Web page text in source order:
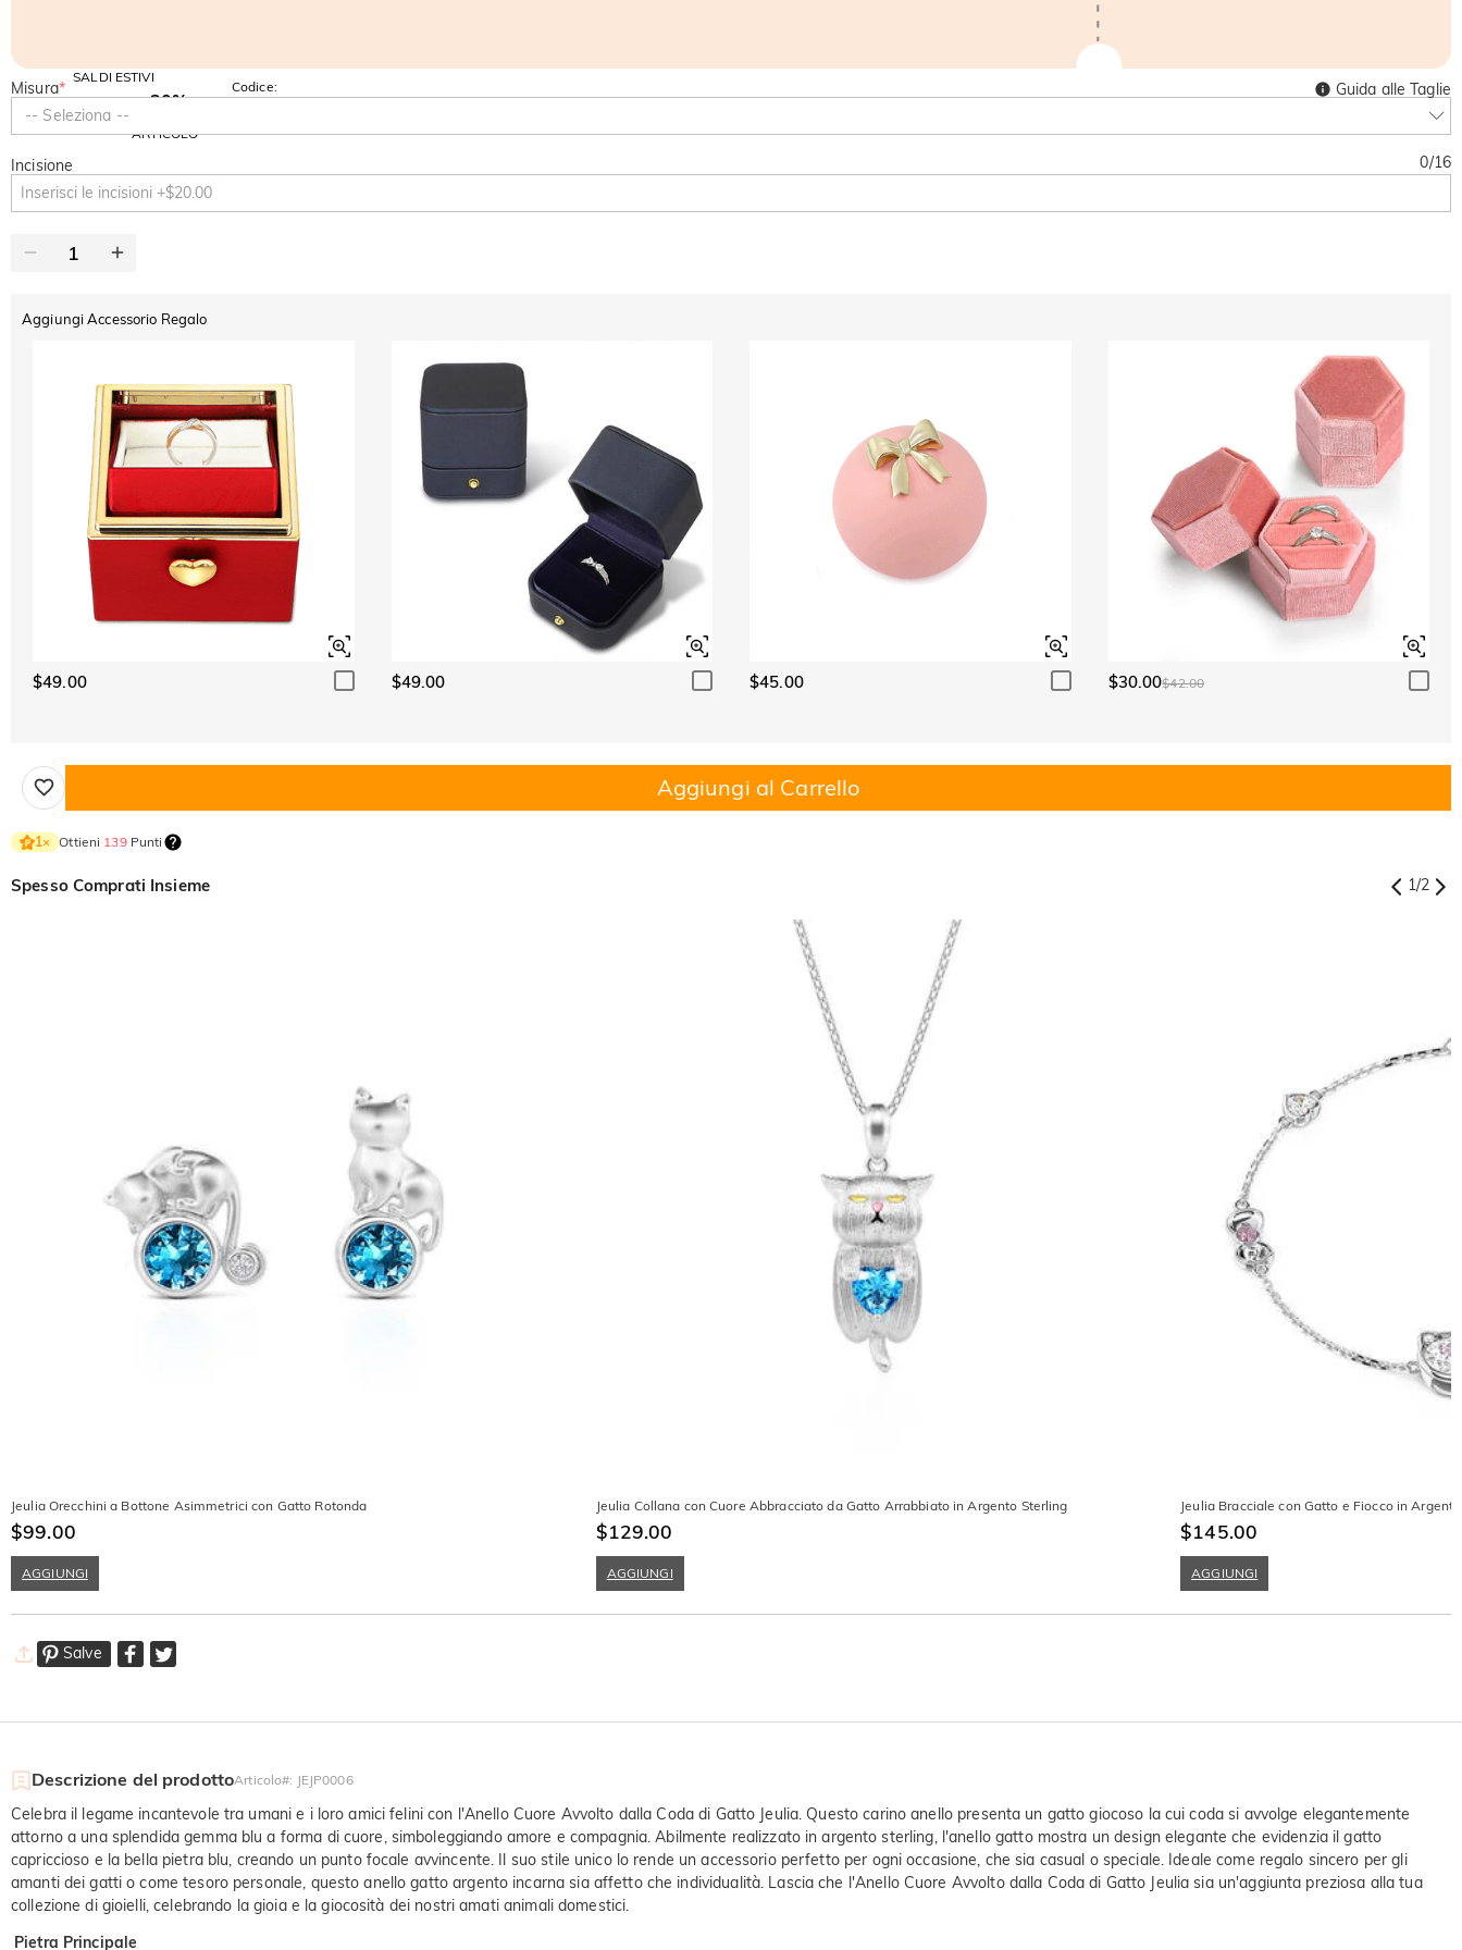
SALDI ESTIVI
-10%
SU TUTTO
-30%
ARTICOLO
Codice:
SUMMER
Misura*
-- Seleziona --
Guida alle Taglie
Incisione 0/16
Aggiungi Accessorio Regalo
$49.00 $49.00 $45.00 $30.00$42.00
Aggiungi al Carrello
1× Ottieni 139Punti
Spesso Comprati Insieme 1/2
Jeulia Orecchini a Bottone Asimmetrici con Gatto Rotonda
$99.00
AGGIUNGI
Jeulia Collana con Cuore Abbracciato da Gatto Arrabbiato in Argento Sterling
$129.00
AGGIUNGI
Jeulia Bracciale con Gatto e Fiocco in
$145.00
AGGIUNGI
Salve
Descrizione del prodottoArticolo#: JEJP0006
Celebra il legame incantevole tra umani e i loro amici felini con l'Anello Cuore Avvolto dalla Coda di Gatto Jeulia. Questo carino anello presenta un gatto giocoso la cui coda si avvolge elegantemente
attorno a una splendida gemma blu a forma di cuore, simboleggiando amore e compagnia. Abilmente realizzato in argento sterling, l'anello gatto mostra un design elegante che evidenzia il gatto
capriccioso e la bella pietra blu, creando un punto focale avvincente. Il suo stile unico lo rende un accessorio perfetto per ogni occasione, che sia casual o speciale. Ideale come regalo sincero per gli
amanti dei gatti o come tesoro personale, questo anello gatto argento incarna sia affetto che individualità. Lascia che l'Anello Cuore Avvolto dalla Coda di Gatto Jeulia sia un'aggiunta preziosa alla tua
collezione di gioielli, celebrando la gioia e la giocosità dei nostri amati animali domestici.
Pietra Principale